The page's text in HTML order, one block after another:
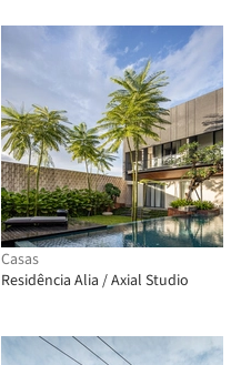
Casas
Residência Alia / Axial Studio